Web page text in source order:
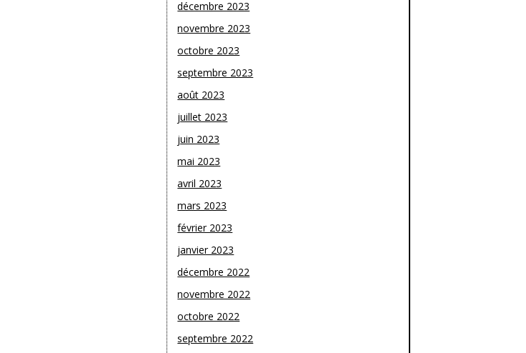
décembre 2023
novembre 2023
octobre 2023
septembre 2023
août 2023
juillet 2023
juin 2023
mai 2023
avril 2023
mars 2023
février 2023
janvier 2023
décembre 2022
novembre 2022
octobre 2022
septembre 2022